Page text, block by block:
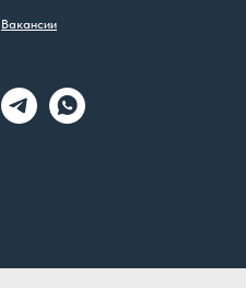
Вакансии